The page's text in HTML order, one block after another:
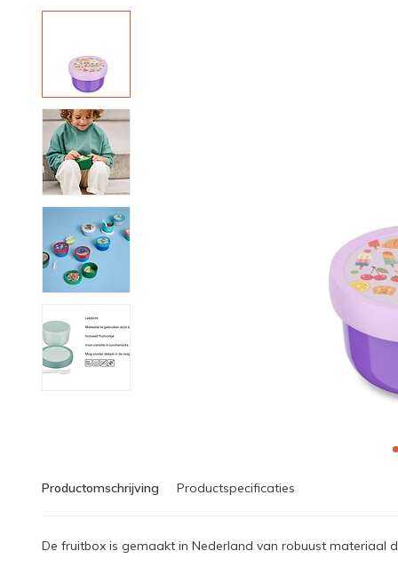
Productomschrijving Productspecificaties
De fruitbox is gemaakt in Nederland van robuust materiaal